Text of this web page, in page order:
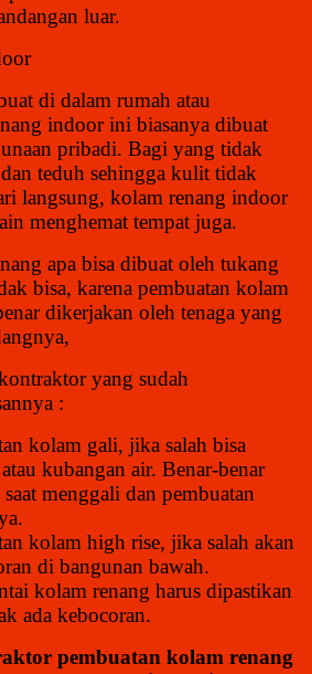
luar.
di dalam rumah atau
indoor ini biasanya dibuat
pribadi. Bagi yang tidak
teduh sehingga kulit tidak
langsung, kolam renang indoor
menghemat tempat juga.
apa bisa dibuat oleh tukang
bisa, karena pembuatan kolam
dikerjakan oleh tenaga yang
yang sudah
:
kolam gali, jika salah bisa
kubangan air. Benar-benar
menggali dan pembuatan
kolam high rise, jika salah akan
di bangunan bawah.
kolam renang harus dipastikan
ada kebocoran.
pembuatan kolam renang